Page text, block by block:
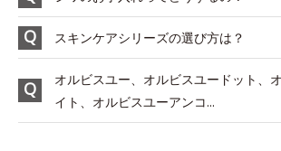
スキンケアシリーズの選び方は？
オルビスユー、オルビスユードット、
イト、オルビスユーアンコ...